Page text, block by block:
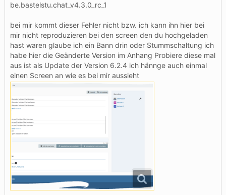
be.bastelstu.chat_v4.3.0_rc_1
bei mir kommt dieser Fehler nicht bzw. ich kann ihn hier bei
mir nicht reproduzieren bei den screen den du hochgeladen
hast waren glaube ich ein Bann drin oder Stummschaltung ich
habe hier die Geänderte Version im Anhang Probiere diese mal
aus ist als Update der Version 6.2.4 ich hännge auch einmal
einen Screen an wie es bei mir aussieht